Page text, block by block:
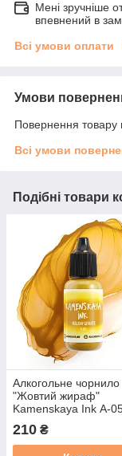
Мені зручніше
впевнений в
Всі умови оплати
Умови
Повернення товару
Всі умови
Подібні товари
Алкогольне чорнило
"Жовтий жираф"
Kamenskaya Ink А-
професійні художні
210 ₴